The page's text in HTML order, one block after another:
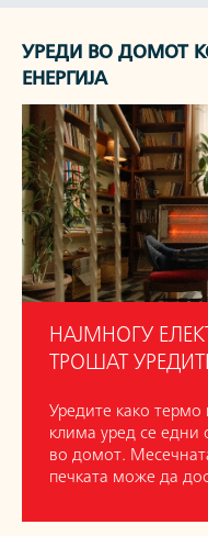
УРЕДИ ВО ДОМОТ
ЕНЕРГИЈА
НАЈМНОГУ
ТРОШАТ
Уредите како термо
клима уред се едни
во домот.
печката може да